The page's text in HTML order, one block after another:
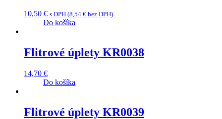
10,50 € s DPH (8,54 € bez DPH)
Do košíka
Flitrové úplety KR0038
14,70 €
Do košíka
Flitrové úplety KR0039